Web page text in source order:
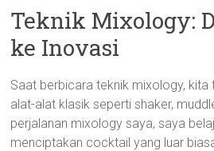
Teknik Mixology:
ke Inovasi
Saat berbicara teknik mixology, kita
alat-alat klasik seperti shaker,
perjalanan mixology saya, saya
menciptakan cocktail yang luar